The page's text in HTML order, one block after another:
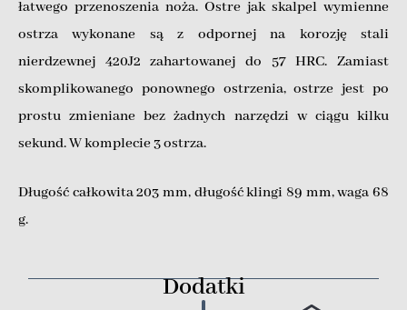
łatwego przenoszenia noża. Ostre jak skalpel wymienne
ostrza wykonane są z odpornej na korozję stali
nierdzewnej 420J2 zahartowanej do 57 HRC. Zamiast
skomplikowanego ponownego ostrzenia, ostrze jest po
prostu zmieniane bez żadnych narzędzi w ciągu kilku
sekund. W komplecie 3 ostrza.
Długość całkowita 203 mm, długość klingi 89 mm, waga 68
g.
Dodatki